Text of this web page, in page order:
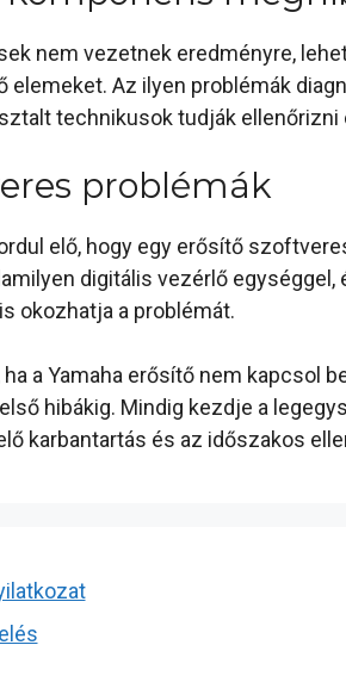
nem vezetnek eredményre,
elemeket. Az ilyen problémák
technikusok tudják ellenőrizni
problémák
elő, hogy egy erősítő
digitális vezérlő
okozhatja a problémát.
a Yamaha erősítő nem kapcsol
hibákig. Mindig kezdje a
karbantartás és az időszakos